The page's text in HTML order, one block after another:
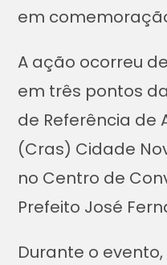
em
A ação ocorreu
em três pontos
de Referência de
(Cras) Cidade
no Centro de
Prefeito José
Durante o